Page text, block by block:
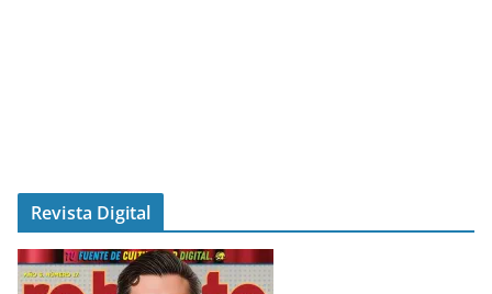
Revista Digital